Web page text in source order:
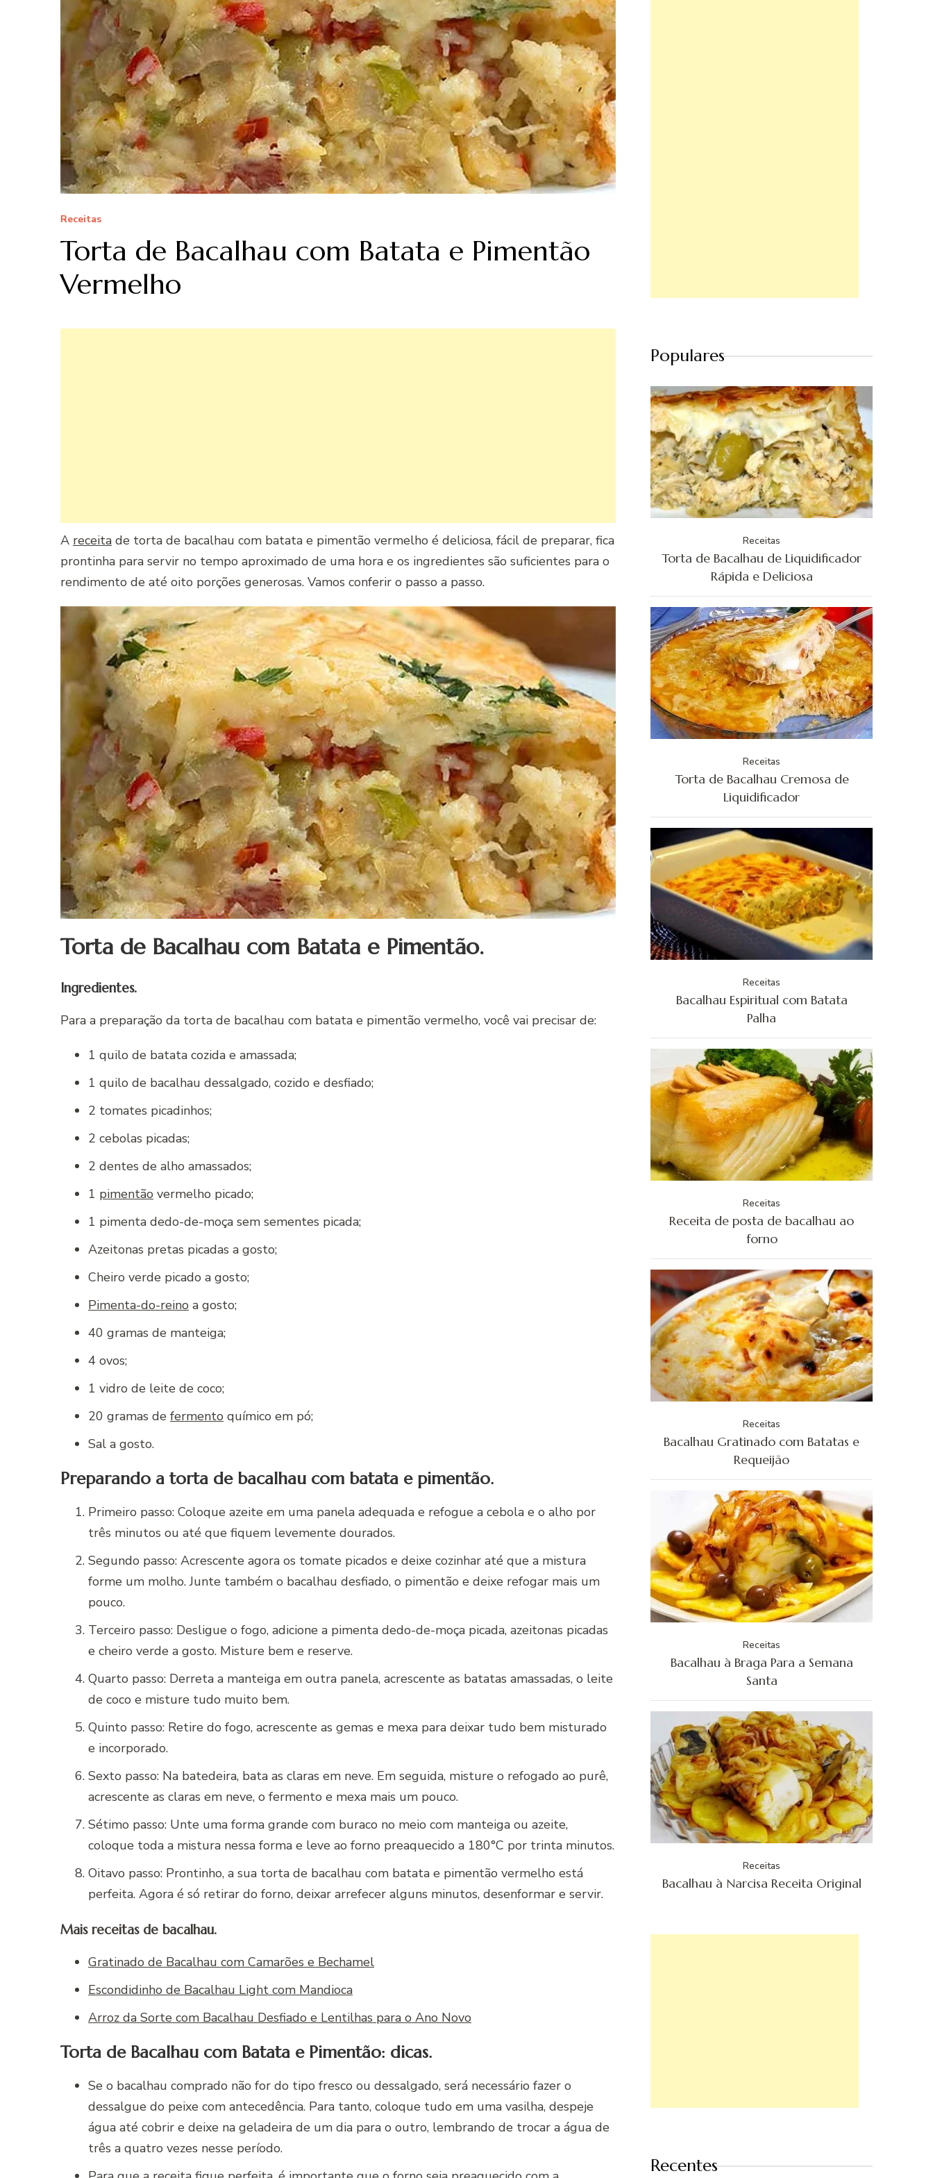
Receitas
Torta de Bacalhau com Batata e Pimentão
Vermelho
A receita de torta de bacalhau com batata e pimentão vermelho é deliciosa, fácil de preparar, fica
prontinha para servir no tempo aproximado de uma hora e os ingredientes são suficientes para o
rendimento de até oito porções generosas. Vamos conferir o passo a passo.
Torta de Bacalhau com Batata e Pimentão.
Ingredientes.
Para a preparação da torta de bacalhau com batata e pimentão vermelho, você vai precisar de:
1 quilo de batata cozida e amassada;
1 quilo de bacalhau dessalgado, cozido e desfiado;
2 tomates picadinhos;
2 cebolas picadas;
2 dentes de alho amassados;
1 pimentão vermelho picado;
1 pimenta dedo-de-moça sem sementes picada;
Azeitonas pretas picadas a gosto;
Cheiro verde picado a gosto;
Pimenta-do-reino a gosto;
40 gramas de manteiga;
4 ovos;
1 vidro de leite de coco;
20 gramas de fermento químico em pó;
Sal a gosto.
Preparando a torta de bacalhau com batata e pimentão.
Primeiro passo: Coloque azeite em uma panela adequada e refogue a cebola e o alho por
três minutos ou até que fiquem levemente dourados.
Segundo passo: Acrescente agora os tomate picados e deixe cozinhar até que a mistura
forme um molho. Junte também o bacalhau desfiado, o pimentão e deixe refogar mais um
pouco.
Terceiro passo: Desligue o fogo, adicione a pimenta dedo-de-moça picada, azeitonas picadas
e cheiro verde a gosto. Misture bem e reserve.
Quarto passo: Derreta a manteiga em outra panela, acrescente as batatas amassadas, o leite
de coco e misture tudo muito bem.
Quinto passo: Retire do fogo, acrescente as gemas e mexa para deixar tudo bem misturado
e incorporado.
Sexto passo: Na batedeira, bata as claras em neve. Em seguida, misture o refogado ao purê,
acrescente as claras em neve, o fermento e mexa mais um pouco.
Sétimo passo: Unte uma forma grande com buraco no meio com manteiga ou azeite,
coloque toda a mistura nessa forma e leve ao forno preaquecido a 180°C por trinta minutos.
Oitavo passo: Prontinho, a sua torta de bacalhau com batata e pimentão vermelho está
perfeita. Agora é só retirar do forno, deixar arrefecer alguns minutos, desenformar e servir.
Mais receitas de bacalhau.
Gratinado de Bacalhau com Camarões e Bechamel
Escondidinho de Bacalhau Light com Mandioca
Arroz da Sorte com Bacalhau Desfiado e Lentilhas para o Ano Novo
Torta de Bacalhau com Batata e Pimentão: dicas.
Se o bacalhau comprado não for do tipo fresco ou dessalgado, será necessário fazer o
dessalgue do peixe com antecedência. Para tanto, coloque tudo em uma vasilha, despeje
água até cobrir e deixe na geladeira de um dia para o outro, lembrando de trocar a água de
três a quatro vezes nesse período.
Populares
Receitas
Torta de Bacalhau de Liquidificador
Rápida e Deliciosa
Receitas
Torta de Bacalhau Cremosa de
Liquidificador
Receitas
Bacalhau Espiritual com Batata
Palha
Receitas
Receita de posta de bacalhau ao
forno
Receitas
Bacalhau Gratinado com Batatas e
Requeijão
Receitas
Bacalhau à Braga Para a Semana
Santa
Receitas
Bacalhau à Narcisa Receita Original
Recentes